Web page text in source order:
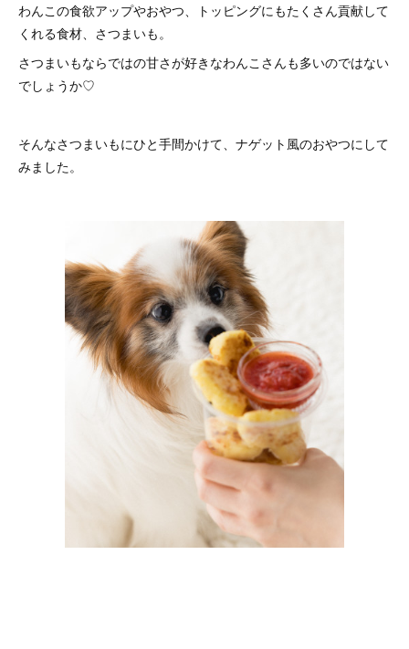
わんこの食欲アップやおやつ、トッピングにもたくさん貢献して
くれる食材、さつまいも。
さつまいもならではの甘さが好きなわんこさんも多いのではない
でしょうか♡
そんなさつまいもにひと手間かけて、ナゲット風のおやつにして
みました。